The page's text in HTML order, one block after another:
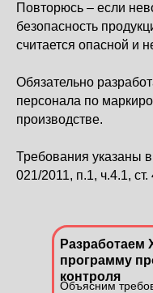
Повторюсь – если
безопасность
считается опасной и
Обязательно
персонала по
производстве.
Требования указаны
021/2011, п.1, ч.4.1,
программу
контроля
Объясним